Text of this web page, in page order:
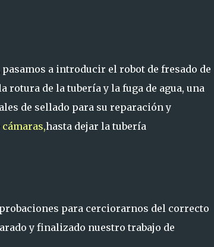
a introducir el robot de fresado de
de la tubería y la fuga de agua, una
de sellado para su reparación y
hasta dejar la tubería
para cerciorarnos del correcto
y finalizado nuestro trabajo de